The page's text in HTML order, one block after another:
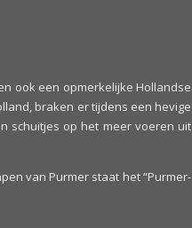
ook een opmerkelijke Hollandse
braken er tijdens een hevige
schuitjes op het meer voeren uit
van Purmer staat het “Purmer-